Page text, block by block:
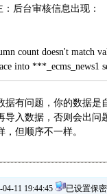
：后台审核信息出现：
count doesn't match
into ***_ecms_news1
据有问题，你的数据是
导入数据，否则会出问
，但顺序不一样。
04-11 19:44:45 已设置保密